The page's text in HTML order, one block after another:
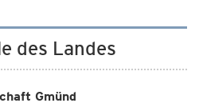
des Landes
Gmünd